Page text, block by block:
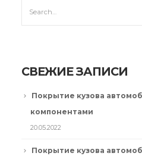
СВЕЖИЕ ЗАПИСИ
Покрытие кузова
компонентами
20.05.2022
Покрытие кузова